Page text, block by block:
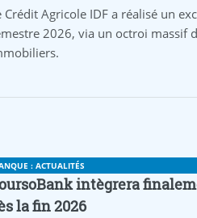
Crédit Agricole IDF a réalisé un
2026, via un octroi massif
: ACTUALITÉS
intègrera
la fin 2026